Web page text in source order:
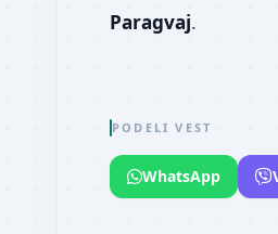
Paragvaj.
PODELI VEST
WhatsApp